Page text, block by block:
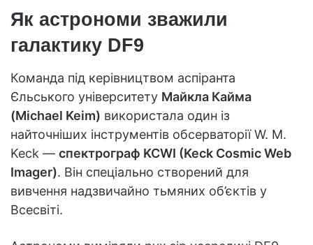
Як астрономи зважили
галактику DF9
Команда під керівництвом аспіранта
Єльського університету Майкла Кайма
(Michael Keim) використала один із
найточніших інструментів обсерваторії W. M.
Keck — спектрограф KCWI (Keck Cosmic Web
Imager). Він спеціально створений для
вивчення надзвичайно тьмяних об’єктів у
Всесвіті.